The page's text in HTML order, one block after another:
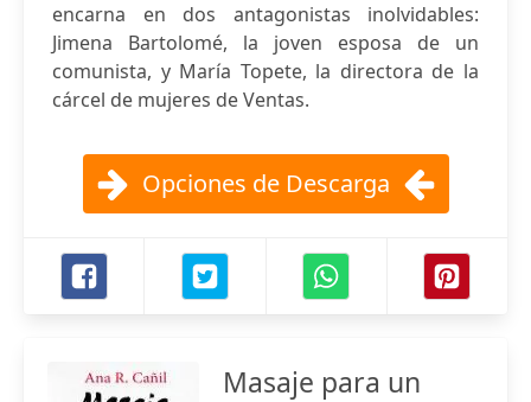
encarna en dos antagonistas inolvidables:
Jimena Bartolomé, la joven esposa de un
comunista, y María Topete, la directora de la
cárcel de mujeres de Ventas.
Opciones de Descarga
Masaje para un